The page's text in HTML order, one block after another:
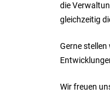
die
gleichzeitig
Gerne
Wir freuen